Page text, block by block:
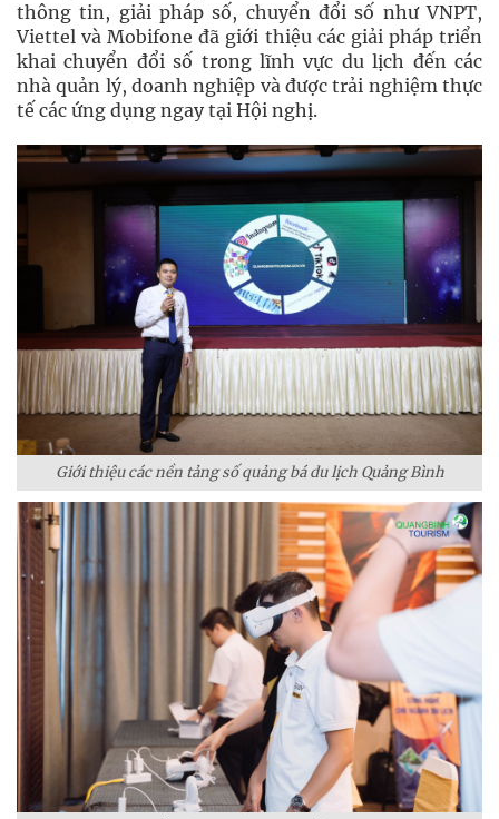
thông tin, giải pháp số, chuyển đổi số như VNPT,
Viettel và Mobifone đã giới thiệu các giải pháp triển
khai chuyển đổi số trong lĩnh vực du lịch đến các
nhà quản lý, doanh nghiệp và được trải nghiệm thực
tế các ứng dụng ngay tại Hội nghị.
Giới thiệu các nền tảng số quảng bá du lịch Quảng Bình